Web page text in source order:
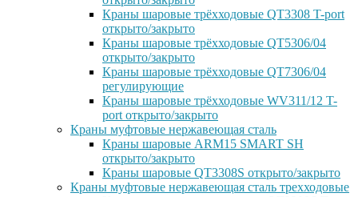
Краны шаровые трёхходовые QT3308 T-port
открыто/закрыто
Краны шаровые трёхходовые QT5306/04
открыто/закрыто
Краны шаровые трёхходовые QT7306/04
регулирующие
Краны шаровые трёхходовые WV311/12 T-
port открыто/закрыто
Краны муфтовые нержавеющая сталь
Краны шаровые ARM15 SMART SH
открыто/закрыто
Краны шаровые QT3308S открыто/закрыто
Краны муфтовые нержавеющая сталь трехходовые